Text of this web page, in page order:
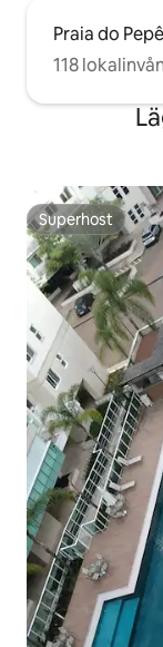
Praia do Pepê
118
Superhost
Superhost